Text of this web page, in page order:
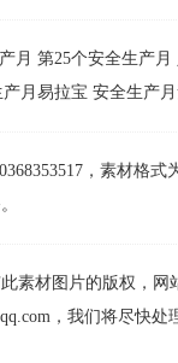
月 第25个安全生产月
月易拉宝 安全生产
，素材格
素材图片的版权，
，我们将尽快